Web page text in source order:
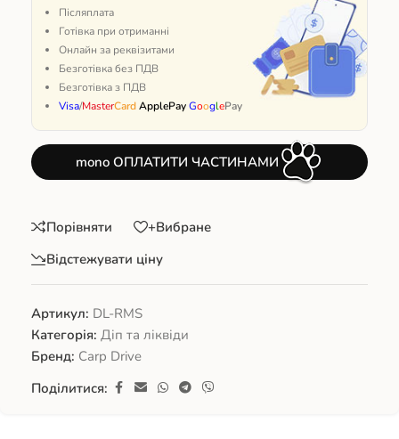
Післяплата
Готівка при отриманні
Онлайн за реквізитами
Безготівка без ПДВ
Безготівка з ПДВ
Visa/MasterCardApplePayGooglePay
mono ОПЛАТИТИ ЧАСТИНАМИ
Порівняти
+Вибране
Відстежувати ціну
Артикул: DL-RMS
Категорія: Діп та ліквіди
Бренд: Carp Drive
Поділитися: